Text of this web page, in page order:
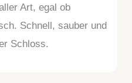
Art, egal ob
Schnell, sauber und
Schloss.